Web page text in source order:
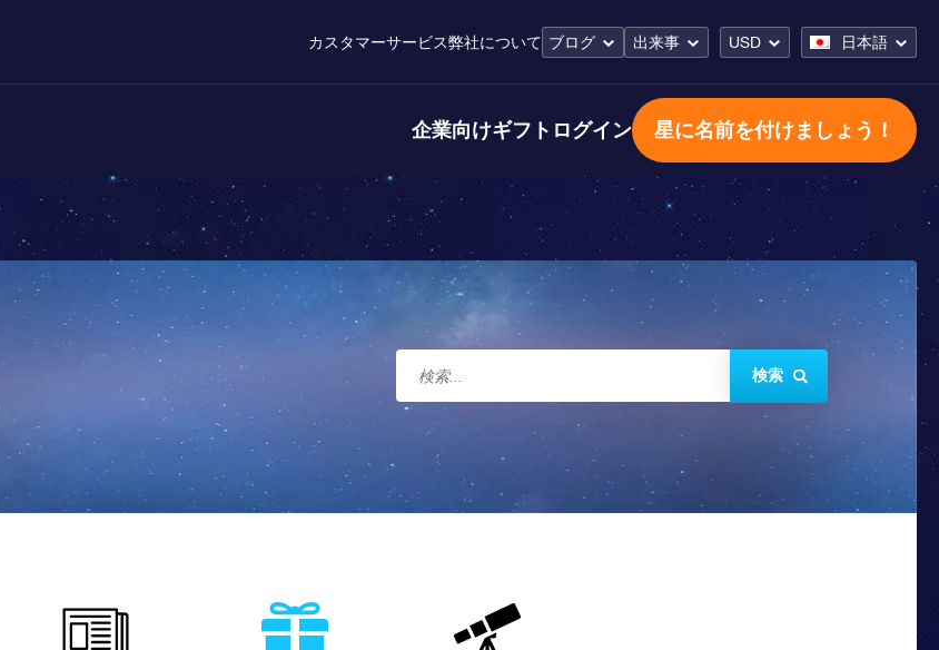
カスタマーサービス弊社について ブログ 出来事 USD 日本語
企業向けギフト ログイン 星に名前を付けましょう！
検索